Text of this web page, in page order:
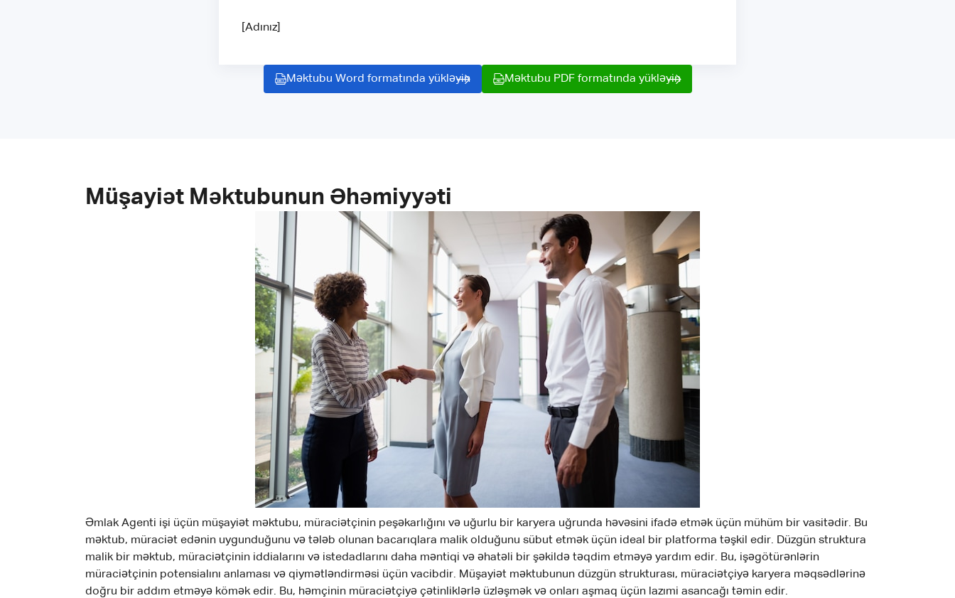
[Adınız]
Məktubu Word formatında yükləyin Məktubu PDF formatında yükləyin
Müşayiət Məktubunun Əhəmiyyəti
Əmlak Agenti işi üçün müşayiət məktubu, müraciətçinin peşəkarlığını və uğurlu bir karyera uğrunda həvəsini ifadə etmək üçün mühüm bir vasitədir. Bu
məktub, müraciət edənin uygunduğunu və tələb olunan bacarıqlara malik olduğunu sübut etmək üçün ideal bir platforma təşkil edir. Düzgün struktura
malik bir məktub, müraciətçinin iddialarını və istedadlarını daha məntiqi və əhatəli bir şəkildə təqdim etməyə yardım edir. Bu, işəgötürənlərin
müraciətçinin potensialını anlaması və qiymətləndirməsi üçün vacibdir. Müşayiət məktubunun düzgün strukturası, müraciətçiyə karyera məqsədlərinə
doğru bir addım etməyə kömək edir. Bu, həmçinin müraciətçiyə çətinliklərlə üzləşmək və onları aşmaq üçün lazımi asancağı təmin edir.